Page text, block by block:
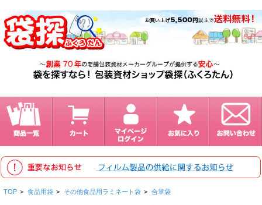
TOP > 食品用袋 > その他食品用ラミネート袋 > 合掌袋